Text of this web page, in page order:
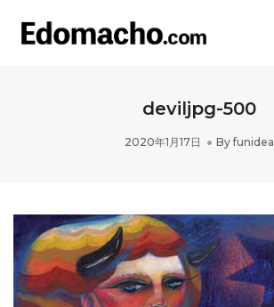
deviljpg-500
2020年1月17日 Byfunidea